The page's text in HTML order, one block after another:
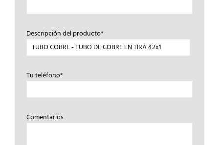
Descripción del producto*
Tu teléfono*
Comentarios